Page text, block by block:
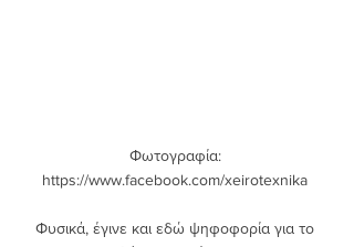
Φωτογραφία:
https://www.facebook.com/xeirotexnika
Φυσικά, έγινε και εδώ ψηφοφορία για το